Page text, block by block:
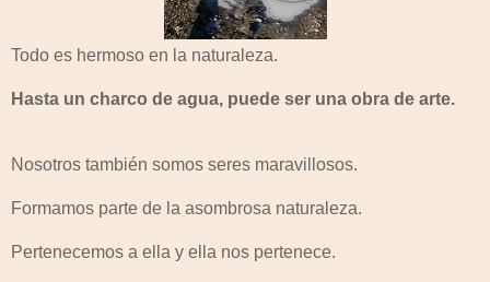
Todo es hermoso en la naturaleza.
Hasta un charco de agua, puede ser una obra de arte.
Nosotros también somos seres maravillosos.
Formamos parte de la asombrosa naturaleza.
Pertenecemos a ella y ella nos pertenece.